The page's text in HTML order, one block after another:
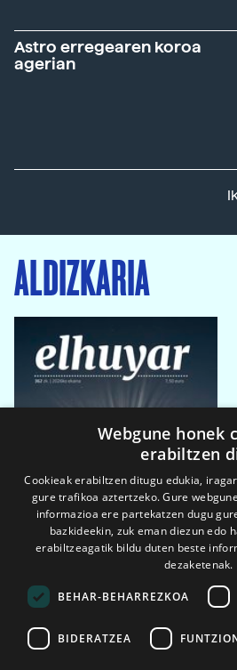
Astro erregearen koroa
agerian
ALDIZKARIA
2026ko eka. 1a
Webgune honek
erabiltzen
Cookieak erabiltzen ditugu edukia,
gure trafikoa aztertzeko. Gure
informazioa ere partekatzen dugu
bazkideekin, zuk eman diezun edo
erabiltzeagatik bildu duten beste
dezaketenak.
BEHAR-BEHARREZKOA
BIDERATZEA